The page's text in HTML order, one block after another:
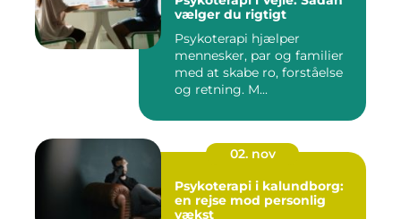
vælger du rigtigt
Psykoterapi hjælper
mennesker, par og familier
med at skabe ro, forståelse
og retning. M...
02. nov
Psykoterapi i kalundborg:
en rejse mod personlig
vækst